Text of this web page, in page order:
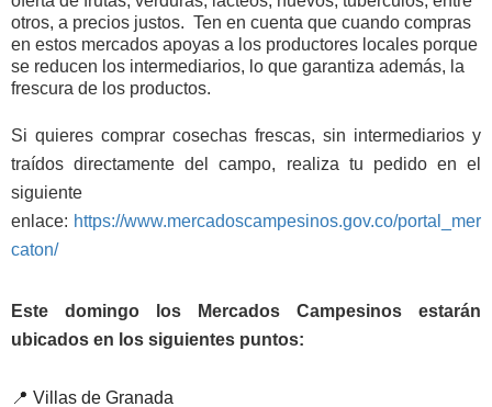
otros, a precios justos. Ten en cuenta que cuando compras
en estos mercados apoyas a los productores locales porque
se reducen los intermediarios, lo que garantiza además, la
frescura de los productos.
Si quieres comprar cosechas frescas, sin intermediarios y
traídos directamente del campo, realiza tu pedido en el
siguiente
enlace: https://www.mercadoscampesinos.gov.co/portal_mer
caton/
Este domingo los Mercados Campesinos estarán
ubicados en los siguientes puntos:
📍 Villas de Granada